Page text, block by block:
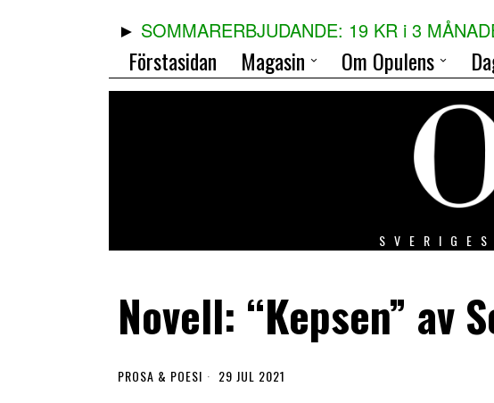
SOMMARERBJUDANDE: 19 KR i 3
Förstasidan Magasin Om Opulens
Novell: “Kepsen” av
PROSA & POESI 29 JUL 2021